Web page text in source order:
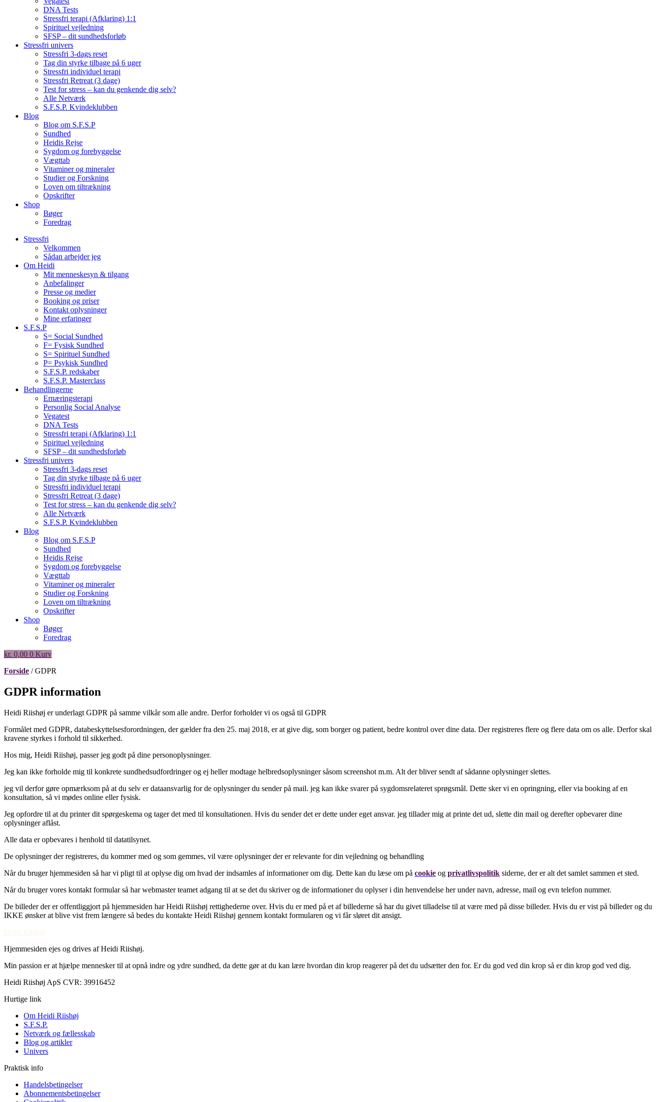
DNA Tests
Stressfri terapi (Afklaring) 1:1
Spirituel vejledning
SFSP – dit sundhedsforløb
Stressfri univers
Stressfri 3-dags reset
Tag din styrke tilbage på 6 uger
Stressfri individuel terapi
Stressfri Retreat (3 dage)
Test for stress – kan du genkende dig selv?
Alle Netværk
S.F.S.P. Kvindeklubben
Blog
Blog om S.F.S.P
Sundhed
Heidis Rejse
Sygdom og forebyggelse
Vægttab
Vitaminer og mineraler
Studier og Forskning
Loven om tiltrækning
Opskrifter
Shop
Bøger
Foredrag
Stressfri
Velkommen
Sådan arbejder jeg
Om Heidi
Mit menneskesyn & tilgang
Anbefalinger
Presse og medier
Booking og priser
Kontakt oplysninger
Mine erfaringer
S.F.S.P
S= Social Sundhed
F= Fysisk Sundhed
S= Spirituel Sundhed
P= Psykisk Sundhed
S.F.S.P. redskaber
S.F.S.P. Masterclass
Behandlingerne
Ernæringsterapi
Personlig Social Analyse
Vegatest
DNA Tests
Stressfri terapi (Afklaring) 1:1
Spirituel vejledning
SFSP – dit sundhedsforløb
Stressfri univers
Stressfri 3-dags reset
Tag din styrke tilbage på 6 uger
Stressfri individuel terapi
Stressfri Retreat (3 dage)
Test for stress – kan du genkende dig selv?
Alle Netværk
S.F.S.P. Kvindeklubben
Blog
Blog om S.F.S.P
Sundhed
Heidis Rejse
Sygdom og forebyggelse
Vægttab
Vitaminer og mineraler
Studier og Forskning
Loven om tiltrækning
Opskrifter
Shop
Bøger
Foredrag
kr. 0,00 0 Kurv
Forside / GDPR
GDPR information
Heidi Riishøj er underlagt GDPR på samme vilkår som alle andre. Derfor forholder vi os også til GDPR
Formålet med GDPR, databeskyttelsesforordningen, der gælder fra den 25. maj 2018, er at give dig, som borger og patient, bedre kontrol over dine data. Der registreres flere og flere data om os alle. Derfor skal
kravene styrkes i forhold til sikkerhed.
Hos mig, Heidi Riishøj, passer jeg godt på dine personoplysninger.
Jeg kan ikke forholde mig til konkrete sundhedsudfordringer og ej heller modtage helbredsoplysninger såsom screenshot m.m. Alt der bliver sendt af sådanne oplysninger slettes.
jeg vil derfor gøre opmærksom på at du selv er dataansvarlig for de oplysninger du sender på mail. jeg kan ikke svarer på sygdomsrelateret sprøgsmål. Dette sker vi en opringning, eller via booking af en
konsultation, så vi mødes online eller fysisk.
Jeg opfordre til at du printer dit spørgeskema og tager det med til konsultationen. Hvis du sender det er dette under eget ansvar. jeg tillader mig at printe det ud, slette din mail og derefter opbevarer dine
oplysninger aflåst.
Alle data er opbevares i henhold til datatilsynet.
De oplysninger der registreres, du kommer med og som gemmes, vil være oplysninger der er relevante for din vejledning og behandling
Når du bruger hjemmesiden så har vi pligt til at oplyse dig om hvad der indsamles af informationer om dig. Dette kan du læse om på cookie og privatlivspolitik siderne, der er alt det samlet sammen et sted.
Når du bruger vores kontakt formular så har webmaster teamet adgang til at se det du skriver og de informationer du oplyser i din henvendelse her under navn, adresse, mail og evn telefon nummer.
De billeder der er offentliggjort på hjemmesiden har Heidi Riishøj rettighederne over. Hvis du er med på et af billederne så har du givet tilladelse til at være med på disse billeder. Hvis du er vist på billeder og du
IKKE ønsker at blive vist frem længere så bedes du kontakte Heidi Riishøj gennem kontakt formularen og vi får sløret dit ansigt.
Hjemmesiden ejes og drives af Heidi Riishøj.
Min passion er at hjælpe mennesker til at opnå indre og ydre sundhed, da dette gør at du kan lære hvordan din krop reagerer på det du udsætter den for. Er du god ved din krop så er din krop god ved dig.
Heidi Riishøj ApS CVR: 39916452
Hurtige link
Om Heidi Riishøj
S.F.S.P.
Netværk og fællesskab
Blog og artikler
Univers
Praktisk info
Handelsbetingelser
Abonnementsbetingelser